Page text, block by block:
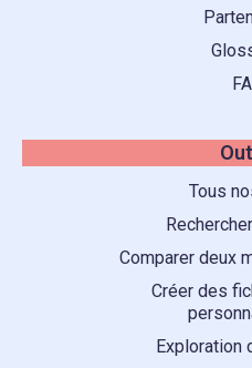
Tous
Comparer deux
Créer des
Exploration